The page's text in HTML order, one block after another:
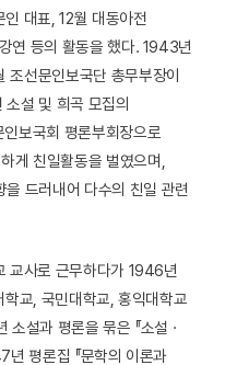
인 대표, 12월 대동아전
연 등의 활동을 했다. 1943년
조선문인보국단 총무부장이
소설 및 희곡 모집의
보국회 평론부회장으로
게 친일활동을 벌였으며,
드러내어 다수의 친일 관련
교사로 근무하다가 1946년
교, 국민대학교, 홍익대학교
설과 평론을 묶은 『소설 ·
년 평론집 『문학의 이론과